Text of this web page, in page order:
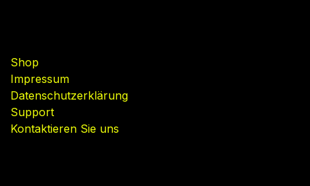
Shop
Impressum
Datenschutzerklärung
Support
Kontaktieren Sie uns